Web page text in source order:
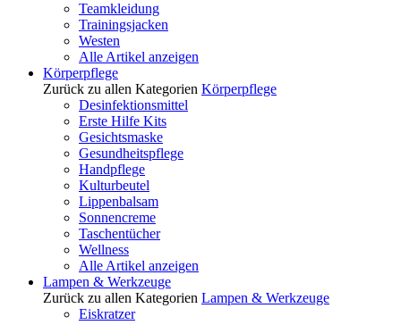
Teamkleidung
Trainingsjacken
Westen
Alle Artikel anzeigen
Körperpflege
Zurück zu allen Kategorien Körperpflege
Desinfektionsmittel
Erste Hilfe Kits
Gesichtsmaske
Gesundheitspflege
Handpflege
Kulturbeutel
Lippenbalsam
Sonnencreme
Taschentücher
Wellness
Alle Artikel anzeigen
Lampen & Werkzeuge
Zurück zu allen Kategorien Lampen & Werkzeuge
Eiskratzer